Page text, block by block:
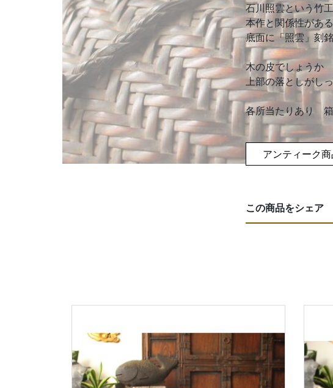
石川照雲という竹
本作と関係性があ
底面に「照雲」刻銘
木の皮でしょうか
上部の落としがし
各所当たりあり
アンティーク
この商品をシェア